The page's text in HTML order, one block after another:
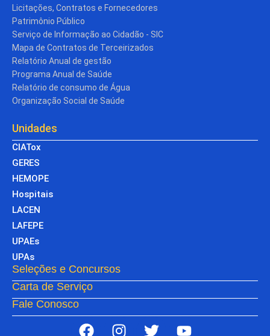
Licitações, Contratos e Fornecedores
Patrimônio Público
Serviço de Informação ao Cidadão - SIC
Mapa de Contratos de Terceirizados
Relatório Anual de gestão
Programa Anual de Saúde
Relatório de consumo de Água
Organização Social de Saúde
Unidades
CIATox
GERES
HEMOPE
Hospitais
LACEN
LAFEPE
UPAEs
UPAs
Seleções e Concursos
Carta de Serviço
Fale Conosco